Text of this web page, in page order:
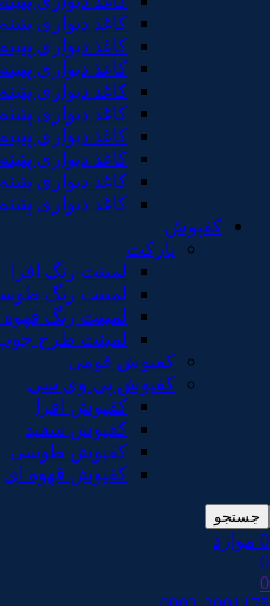
کاغذ دیواری
کاغذ دیواری
کاغذ دیواری
کاغذ دیواری
کاغذ دیواری
کاغذ دیواری
کاغذ دیواری
کاغذ دیواری
کاغذ دیواری
کفپوش
پارکت
لمینت رنگ افرا
لمینت رنگ
لمینت رنگ قهوه
لمینت طرح
کفپوش فومی
کفپوش پی وی سی
کفپوش افرا
کفپوش سفید
کفپوش طوسی
کفپوش قهوه ای
جستجو
0 موارد
0
0